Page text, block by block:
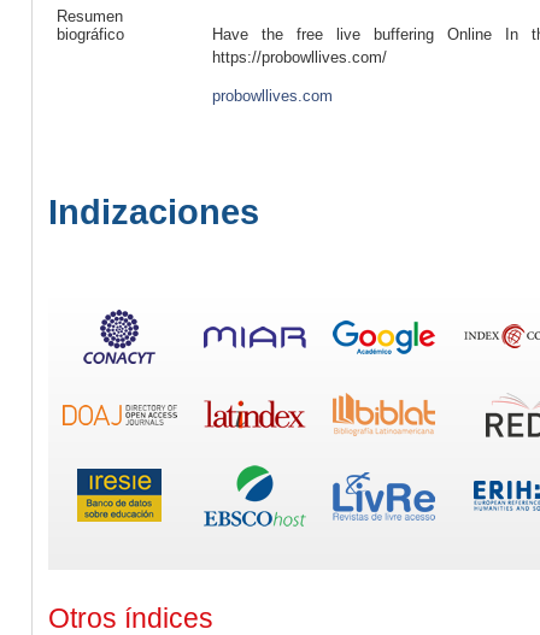
Resumen
biográfico
Have the free live buffering Online In
https://probowllives.com/
probowllives.com
Indizaciones
Otros índices